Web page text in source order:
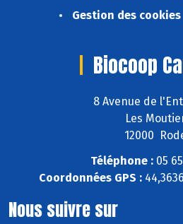
Gestion des cookies
Biocoop
8 Avenue de
Les
12000
Téléphone :05
Coordonnées GPS :
Nous suivre sur